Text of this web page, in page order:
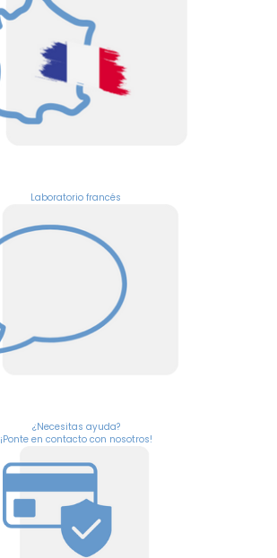
Laboratorio francés
¿Necesitas ayuda?
¡Ponte en contacto con nosotros!